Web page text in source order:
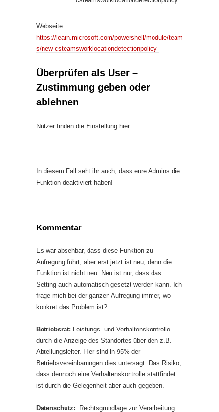
Webseite:
https://learn.microsoft.com/powershell/module/team
s/new-csteamsworklocationdetectionpolicy
Überprüfen als User –
Zustimmung geben oder
ablehnen
Nutzer finden die Einstellung hier:
In diesem Fall seht ihr auch, dass eure Admins die
Funktion deaktiviert haben!
Kommentar
Es war absehbar, dass diese Funktion zu
Aufregung führt, aber erst jetzt ist neu, denn die
Funktion ist nicht neu. Neu ist nur, dass das
Setting auch automatisch gesetzt werden kann. Ich
frage mich bei der ganzen Aufregung immer, wo
konkret das Problem ist?
Betriebsrat: Leistungs- und Verhaltenskontrolle
durch die Anzeige des Standortes über den z.B.
Abteilungsleiter. Hier sind in 95% der
Betriebsvereinbarungen dies untersagt. Das Risiko,
dass dennoch eine Verhaltenskontrolle stattfindet
ist durch die Gelegenheit aber auch gegeben.
Datenschutz:
Rechtsgrundlage zur Verarbeitung